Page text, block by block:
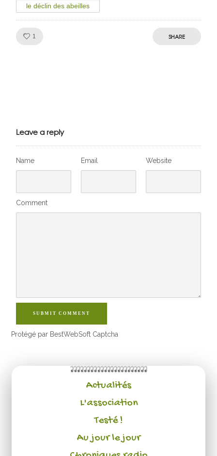
le déclin des abeilles
1 SHARE
Leave a reply
Name Email Website
Comment
SUBMIT COMMENT
Protégé par BestWebSoft Captcha
Actualités
L'association
Testé !
Au jour le jour